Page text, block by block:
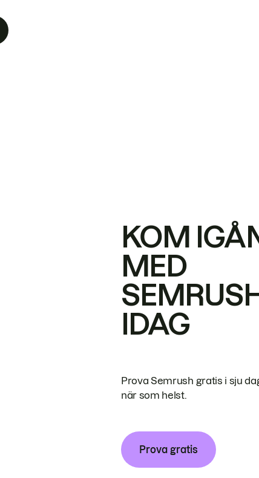
KOM
MED
IDAG
Prova Semrush gratis i sju
när som helst.
Prova gratis